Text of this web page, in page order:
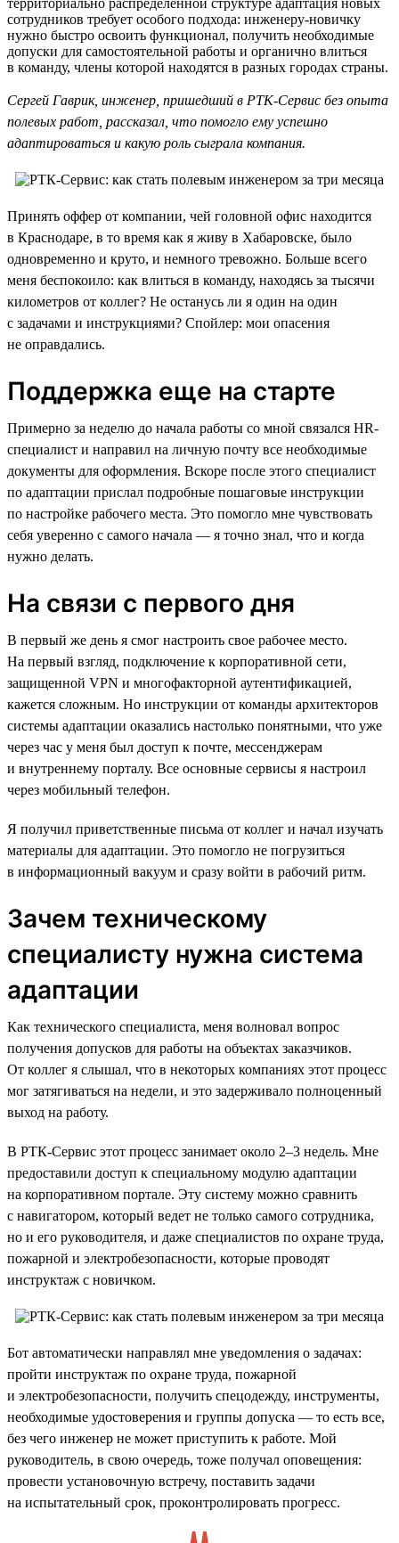
сотрудников требует особого подхода: инженеру-новичку
нужно быстро освоить функционал, получить необходимые
допуски для самостоятельной работы и органично влиться
в команду, члены которой находятся в разных городах страны.
Сергей Гаврик, инженер, пришедший в РТК-Сервис без опыта
полевых работ, рассказал, что помогло ему успешно
адаптироваться и какую роль сыграла компания.
Принять оффер от компании, чей головной офис находится
в Краснодаре, в то время как я живу в Хабаровске, было
одновременно и круто, и немного тревожно. Больше всего
меня беспокоило: как влиться в команду, находясь за тысячи
километров от коллег? Не останусь ли я один на один
с задачами и инструкциями? Спойлер: мои опасения
не оправдались.
Поддержка еще на старте
Примерно за неделю до начала работы со мной связался HR-
специалист и направил на личную почту все необходимые
документы для оформления. Вскоре после этого специалист
по адаптации прислал подробные пошаговые инструкции
по настройке рабочего места. Это помогло мне чувствовать
себя уверенно с самого начала — я точно знал, что и когда
нужно делать.
На связи с первого дня
В первый же день я смог настроить свое рабочее место.
На первый взгляд, подключение к корпоративной сети,
защищенной VPN и многофакторной аутентификацией,
кажется сложным. Но инструкции от команды архитекторов
системы адаптации оказались настолько понятными, что уже
через час у меня был доступ к почте, мессенджерам
и внутреннему порталу. Все основные сервисы я настроил
через мобильный телефон.
Я получил приветственные письма от коллег и начал изучать
материалы для адаптации. Это помогло не погрузиться
в информационный вакуум и сразу войти в рабочий ритм.
Зачем техническому
специалисту нужна система
адаптации
Как технического специалиста, меня волновал вопрос
получения допусков для работы на объектах заказчиков.
От коллег я слышал, что в некоторых компаниях этот процесс
мог затягиваться на недели, и это задерживало полноценный
выход на работу.
В РТК-Сервис этот процесс занимает около 2–3 недель. Мне
предоставили доступ к специальному модулю адаптации
на корпоративном портале. Эту систему можно сравнить
с навигатором, который ведет не только самого сотрудника,
но и его руководителя, и даже специалистов по охране труда,
пожарной и электробезопасности, которые проводят
инструктаж с новичком.
Бот автоматически направлял мне уведомления о задачах:
пройти инструктаж по охране труда, пожарной
и электробезопасности, получить спецодежду, инструменты,
необходимые удостоверения и группы допуска — то есть все,
без чего инженер не может приступить к работе. Мой
руководитель, в свою очередь, тоже получал оповещения:
провести установочную встречу, поставить задачи
на испытательный срок, проконтролировать прогресс.